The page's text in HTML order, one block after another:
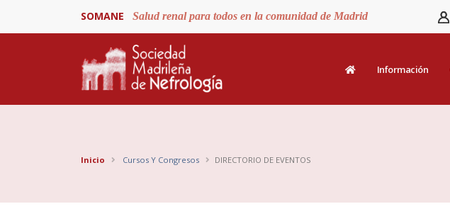
SOMANE Salud renal para todos en la comunidad de Madrid
Información
Inicio Cursos Y Congresos DIRECTORIO DE EVENTOS